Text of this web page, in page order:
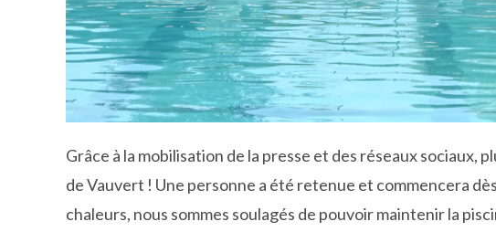
Grâce à la mobilisation de la presse et des réseaux sociaux,
de Vauvert ! Une personne a été retenue et commencera
chaleurs, nous sommes soulagés de pouvoir maintenir la